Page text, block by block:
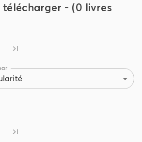
télécharger - (0 livres